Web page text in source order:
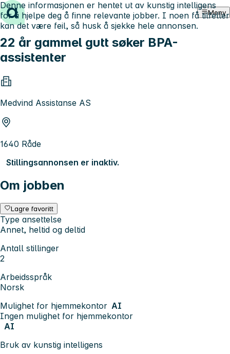
Hopp til innhold Meny
22 år gammel gutt søker BPA-
assistenter
Medvind Assistanse AS
1640 Råde
Stillingsannonsen er inaktiv.
Om jobben
Lagre favoritt
Type ansettelse
Annet, heltid og deltid
Antall stillinger
2
Arbeidsspråk
Norsk
Mulighet for hjemmekontor AI
Ingen mulighet for hjemmekontor
AI
Bruk av kunstig intelligens
Denne informasjonen er hentet ut av kunstig intelligens
for å hjelpe deg å finne relevante jobber. I noen få tilfeller
kan det være feil, så husk å sjekke hele annonsen.